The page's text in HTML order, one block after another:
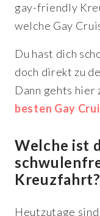
gay-friendly
welche Gay
Du hast dich
doch direkt zu
Dann gehts hier
besten Gay
Welche ist
Kreuzfahrt?
Heutzutage